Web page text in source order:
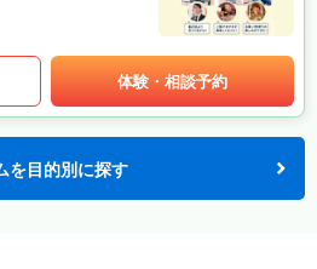
体験・相談予約
を目的別に探す